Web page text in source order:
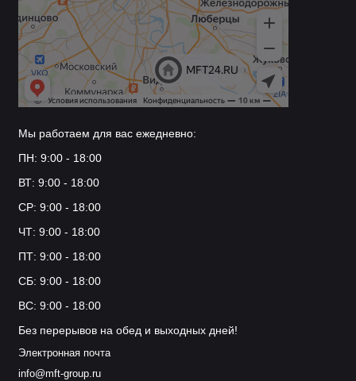
Мы работаем для вас ежедневно:
ПН: 9:00 - 18:00
ВТ: 9:00 - 18:00
СР: 9:00 - 18:00
ЧТ: 9:00 - 18:00
ПТ: 9:00 - 18:00
СБ: 9:00 - 18:00
ВС: 9:00 - 18:00
Без перерывов на обед и выходных дней!
Электронная почта
info@mft-group.ru